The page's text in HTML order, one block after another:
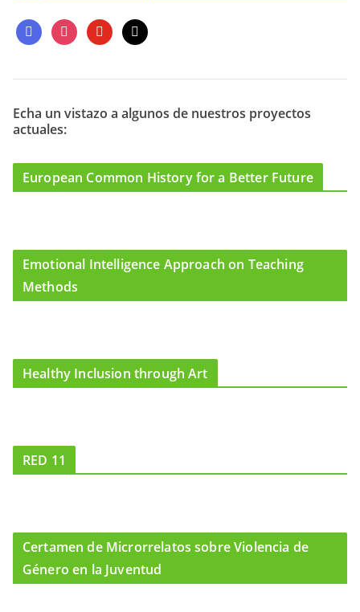
f
a
e
o
o
i
n
t
g
r
m
y
o
t
b
m
a
l
Echa un vistazo a algunos de nuestros proyectos
actuales:
European Common History for a Better Future
Emotional Intelligence Approach on Teaching
Methods
Healthy Inclusion through Art
RED 11
Certamen de Microrrelatos sobre Violencia de
Género en la Juventud